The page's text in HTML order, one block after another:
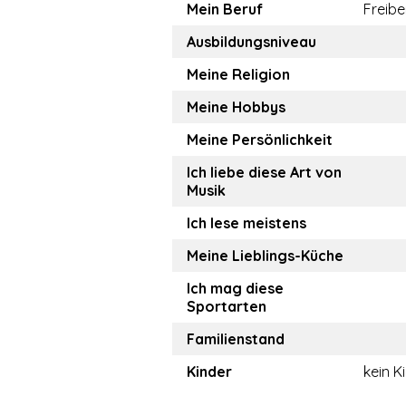
Mein Beruf
Ausbildungsniveau
Meine Religion
Meine Hobbys
Meine Persönlichkeit
Ich liebe diese Art von
Musik
Ich lese meistens
Meine Lieblings-Küche
Ich mag diese
Sportarten
Familienstand
Kinder
kein